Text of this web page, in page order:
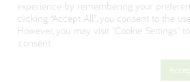
experience by remembering your
clicking “Accept All”, you consent to the
However, you may visit "Cookie Settings"
consent.